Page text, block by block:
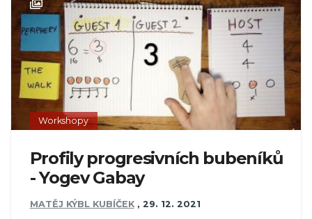
Workshopy
Profily progresivních bubeníků
- Yogev Gabay
MATĚJ KÝBL KUBÍČEK , 29. 12. 2021